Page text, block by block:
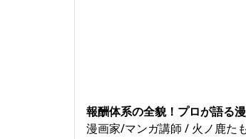
報酬体系の全貌！プロが語る
のカラクリ
漫画家/マンガ講師 / 火ノ鹿た